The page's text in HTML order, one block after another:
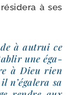
à ses
à autrui ce
une éga­
à Dieu rien
n’é­ga­le­ra sa